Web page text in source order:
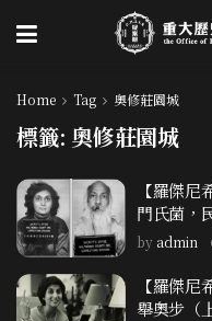
Home Tag 奧修莊園城
標籤: 奧修莊園城
【羅傑
門氏菌，
by admin
【羅傑
舉奧步（